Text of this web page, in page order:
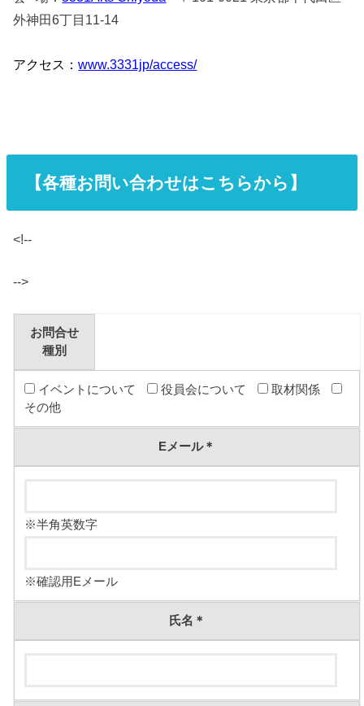
外神田6丁目11-14
アクセス：www.3331jp/access/
【各種お問い合わせはこちらから】
<!--
-->
お問合せ
種別
イベントについて 役員会について
取材関係
その他
Eメール＊
※半角英数字
※確認用Eメール
氏名 ＊